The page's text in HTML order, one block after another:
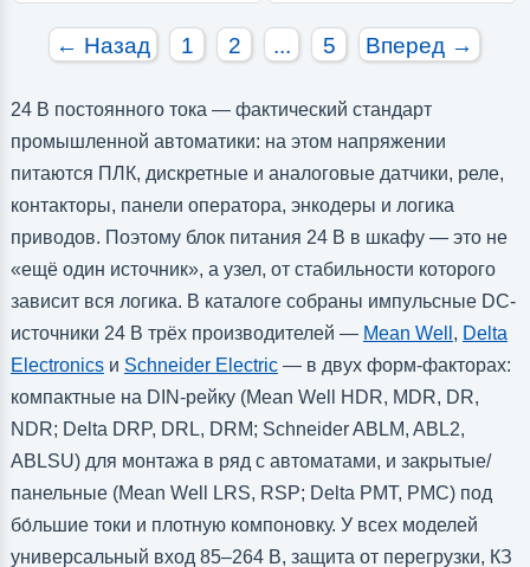
← Назад 1 2 ... 5 Вперед →
24 В постоянного тока — фактический стандарт
промышленной автоматики: на этом напряжении
питаются ПЛК, дискретные и аналоговые датчики, реле,
контакторы, панели оператора, энкодеры и логика
приводов. Поэтому блок питания 24 В в шкафу — это не
«ещё один источник», а узел, от стабильности которого
зависит вся логика. В каталоге собраны импульсные DC-
источники 24 В трёх производителей — Mean Well , Delta
Electronicsи Schneider Electric— в двух форм-факторах:
компактные на DIN-рейку (Mean Well HDR, MDR, DR,
NDR; Delta DRP, DRL, DRM; Schneider ABLM, ABL2,
ABLSU) для монтажа в ряд с автоматами, и закрытые/
панельные (Mean Well LRS, RSP; Delta PMT, PMC) под
бо́льшие токи и плотную компоновку. У всех моделей
универсальный вход 85–264 В, защита от перегрузки, КЗ